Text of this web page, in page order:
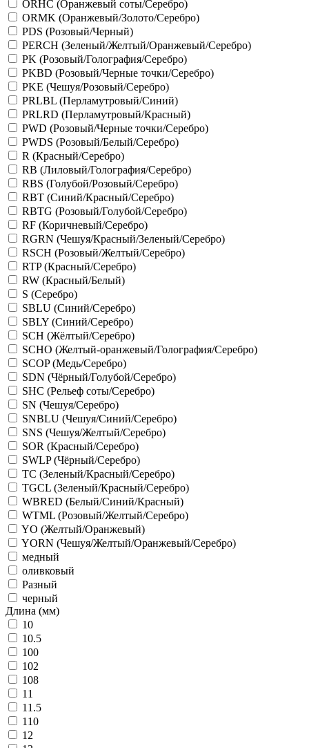
ORHC (Оранжевый соты/Серебро)
ORMK (Оранжевый/Золото/Серебро)
PDS (Розовый/Черный)
PERCH (Зеленый/Желтый/Оранжевый/Серебро)
PK (Розовый/Голография/Серебро)
PKBD (Розовый/Черные точки/Серебро)
PKE (Чешуя/Розовый/Серебро)
PRLBL (Перламутровый/Синий)
PRLRD (Перламутровый/Красный)
PWD (Розовый/Черные точки/Серебро)
PWDS (Розовый/Белый/Серебро)
R (Красный/Серебро)
RB (Лиловый/Голография/Серебро)
RBS (Голубой/Розовый/Серебро)
RBT (Синий/Красный/Серебро)
RBTG (Розовый/Голубой/Серебро)
RF (Коричневый/Серебро)
RGRN (Чешуя/Красный/Зеленый/Серебро)
RSCH (Розовый/Желтый/Серебро)
RTP (Красный/Серебро)
RW (Красный/Белый)
S (Серебро)
SBLU (Синий/Серебро)
SBLY (Синий/Серебро)
SCH (Жёлтый/Серебро)
SCHO (Желтый-оранжевый/Голография/Серебро)
SCOP (Медь/Серебро)
SDN (Чёрный/Голубой/Серебро)
SHC (Рельеф соты/Серебро)
SN (Чешуя/Серебро)
SNBLU (Чешуя/Синий/Серебро)
SNS (Чешуя/Желтый/Серебро)
SOR (Красный/Серебро)
SWLP (Чёрный/Серебро)
TC (Зеленый/Красный/Серебро)
TGCL (Зеленый/Красный/Серебро)
WBRED (Белый/Синий/Красный)
WTML (Розовый/Желтый/Серебро)
YO (Желтый/Оранжевый)
YORN (Чешуя/Желтый/Оранжевый/Серебро)
медный
оливковый
Разный
черный
Длина (мм)
10
10.5
100
102
108
11
11.5
110
12